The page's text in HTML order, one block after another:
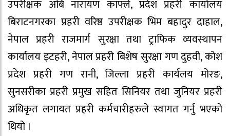
उपरीक्षक अबि नारायण काफ्ले, प्रदेश प्रहरी कार्यालय
बिराटनगरका प्रहरी वरिष्ठ उपरीक्षक भिम बहादुर दाहाल,
नेपाल प्रहरी राजमार्ग सुरक्षा तथा ट्राफिक व्यवस्थापन
कार्यालय इटहरी, नेपाल प्रहरी बिशेष सुरक्षा गण दुहवी, कोश
प्रदेश प्रहरी गण रानी, जिल्ला प्रहरी कार्यलय मोरङ,
सुनसरीका प्रहरी प्रमुख सहित सिनियर तथा जुनियर प्रहरी
अधिकृत लगायत प्रहरी कर्मचारीहरुले स्वागत गर्नु भएको
थियो ।